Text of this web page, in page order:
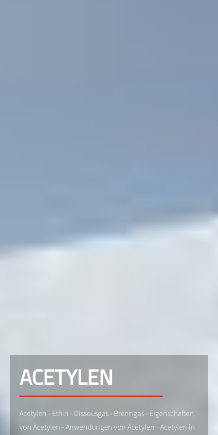
ACETYLEN
Acetylen - Ethin - Dissousgas - Brenngas - Eigenschaften
von Acetylen - Anwendungen von Acetylen - Acetylen in